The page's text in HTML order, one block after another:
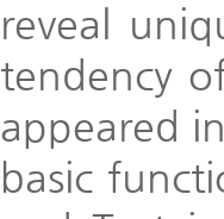
reveal
tendency
appeared
basic